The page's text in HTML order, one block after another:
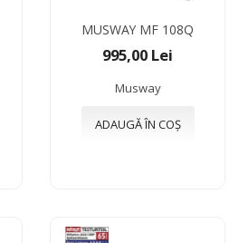
MUSWAY MF 108Q
995,00 Lei
Musway
ADAUGĂ ÎN COȘ